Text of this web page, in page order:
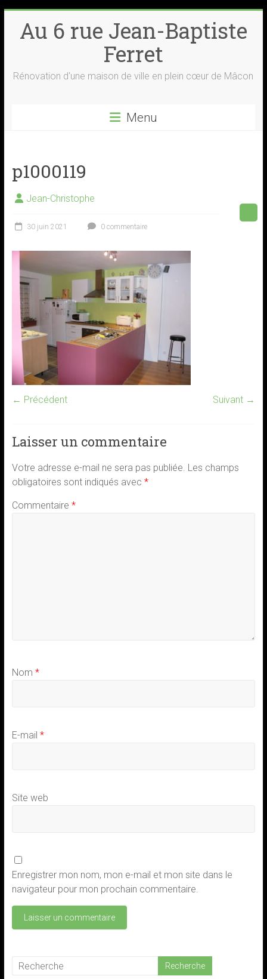
content
Au 6 rue Jean-Baptiste
Ferret
Rénovation d'une maison de ville en plein cœur de Mâcon
Menu
p1000119
Jean-Christophe
30 juin 2021 0 commentaire
← Précédent Suivant →
Laisser un commentaire
Votre adresse e-mail ne sera pas publiée. Les champs
obligatoires sont indiqués avec *
Commentaire *
Nom *
E-mail *
Site web
Enregistrer mon nom, mon e-mail et mon site dans le
navigateur pour mon prochain commentaire.